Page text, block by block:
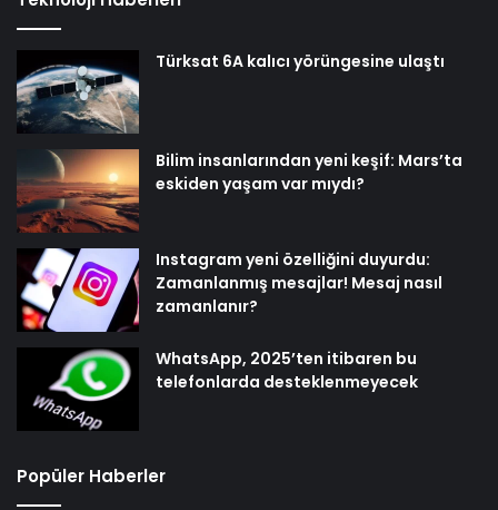
Türksat 6A kalıcı yörüngesine ulaştı
Bilim insanlarından yeni keşif: Mars’ta
eskiden yaşam var mıydı?
Instagram yeni özelliğini duyurdu:
Zamanlanmış mesajlar! Mesaj nasıl
zamanlanır?
WhatsApp, 2025’ten itibaren bu
telefonlarda desteklenmeyecek
Popüler Haberler